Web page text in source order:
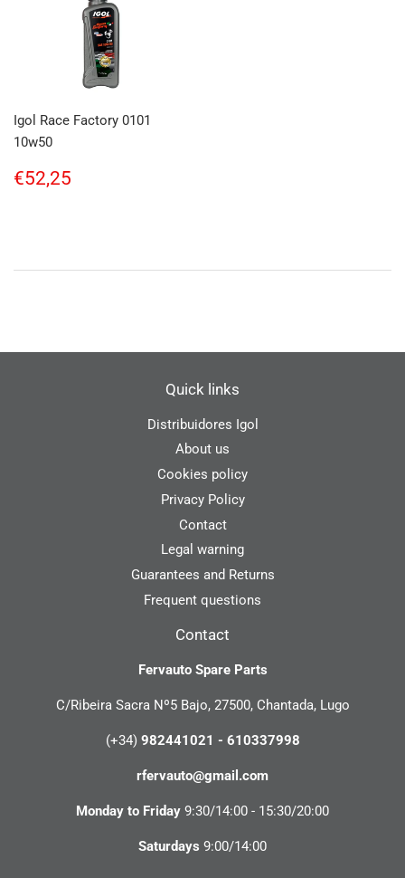
Igol Race Factory 0101
10w50
Regular
price
€52,25
Quick links
Distribuidores Igol
About us
Cookies policy
Privacy Policy
Contact
Legal warning
Guarantees and Returns
Frequent questions
Contact
Fervauto Spare Parts
C/Ribeira Sacra Nº5 Bajo, 27500, Chantada, Lugo
(+34) 982441021 - 610337998
rfervauto@gmail.com
Monday to Friday 9:30/14:00 - 15:30/20:00
Saturdays 9:00/14:00